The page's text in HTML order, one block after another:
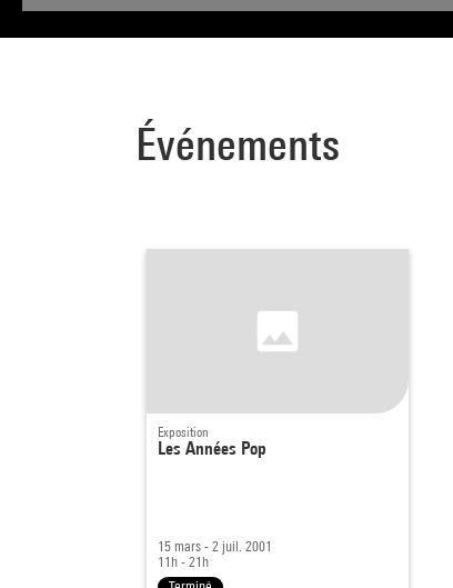
Événements
Exposition
Les Années Pop
15 mars - 2 juil. 2001
11h - 21h